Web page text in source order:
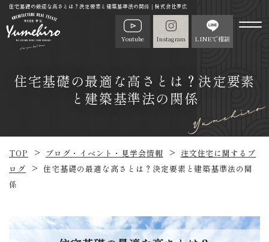
住宅基礎の最適な高さとは？決定要素と建築基準法の関係｜株式会社夢広
Youtube Instagram LINEで相談
住宅基礎の最適な高さとは？決定要素
と建築基準法の関係
TOP ブログ・イベント・見学会情報
注文住宅に関するブ
ログ
住宅基礎の最適な高さとは？決定要素と建築基準法の関
係